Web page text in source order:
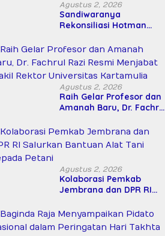
Agustus 2, 2026
Sandiwaranya
Rekonsiliasi Hotman
Kalah Oleh Kekuatan
Tawar dan Panggung Elit
Agustus 2, 2026
Raih Gelar Profesor dan
Amanah Baru, Dr. Fachrul
Wakil Rektor Universitas
Kartamulia
Agustus 2, 2026
Kolaborasi Pemkab
Jembrana dan DPR RI
Tani kepada Petani